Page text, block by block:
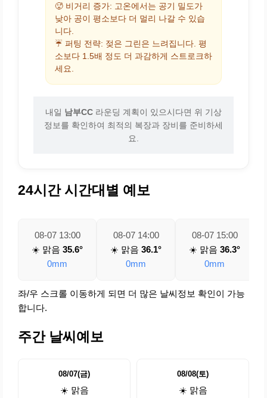
🥵 비거리 증가: 고온에서는 공기 밀도가
낮아 공이 평소보다 더 멀리 나갈 수 있습
니다.
☔ 퍼팅 전략: 젖은 그린은 느려집니다. 평
소보다 1.5배 정도 더 과감하게 스트로크하
세요.
내일 남부CC 라운딩 계획이 있으시다면 위 기상
정보를 확인하여 최적의 복장과 장비를 준비하세
요.
24시간 시간대별 예보
08-07 13:00
☀️ 맑음 35.6°
0mm
08-07 14:00
☀️ 맑음 36.1°
0mm
08-07 15:00
☀️ 맑음 36.3°
0mm
좌/우 스크롤 이동하게 되면 더 많은 날씨정보 확인이 가능
합니다.
주간 날씨예보
08/07(금)
☀️ 맑음
08/08(토)
☀️ 맑음